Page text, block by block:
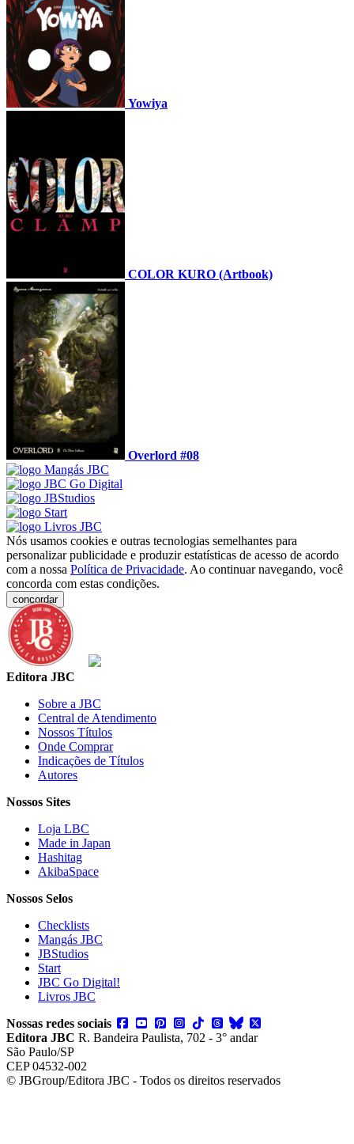
Yowiya
COLOR KURO (Artbook)
Overlord #08
Nós usamos cookies e outras tecnologias semelhantes para
personalizar publicidade e produzir estatísticas de acesso de acordo
com a nossa Política de Privacidade. Ao continuar navegando, você
concorda com estas condições.
concordar
Editora JBC
Sobre a JBC
Central de Atendimento
Nossos Títulos
Onde Comprar
Indicações de Títulos
Autores
Nossos Sites
Loja LBC
Made in Japan
Hashitag
AkibaSpace
Nossos Selos
Checklists
Mangás JBC
JBStudios
Start
JBC Go Digital!
Livros JBC
Nossas redes sociais
Editora JBC R. Bandeira Paulista, 702 - 3° andar
São Paulo/SP
CEP 04532-002
© JBGroup/Editora JBC - Todos os direitos reservados